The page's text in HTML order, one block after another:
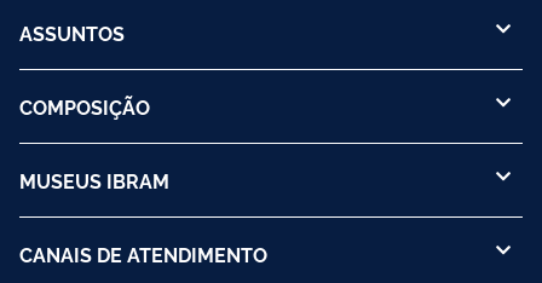
ASSUNTOS
COMPOSIÇÃO
MUSEUS IBRAM
CANAIS DE ATENDIMENTO